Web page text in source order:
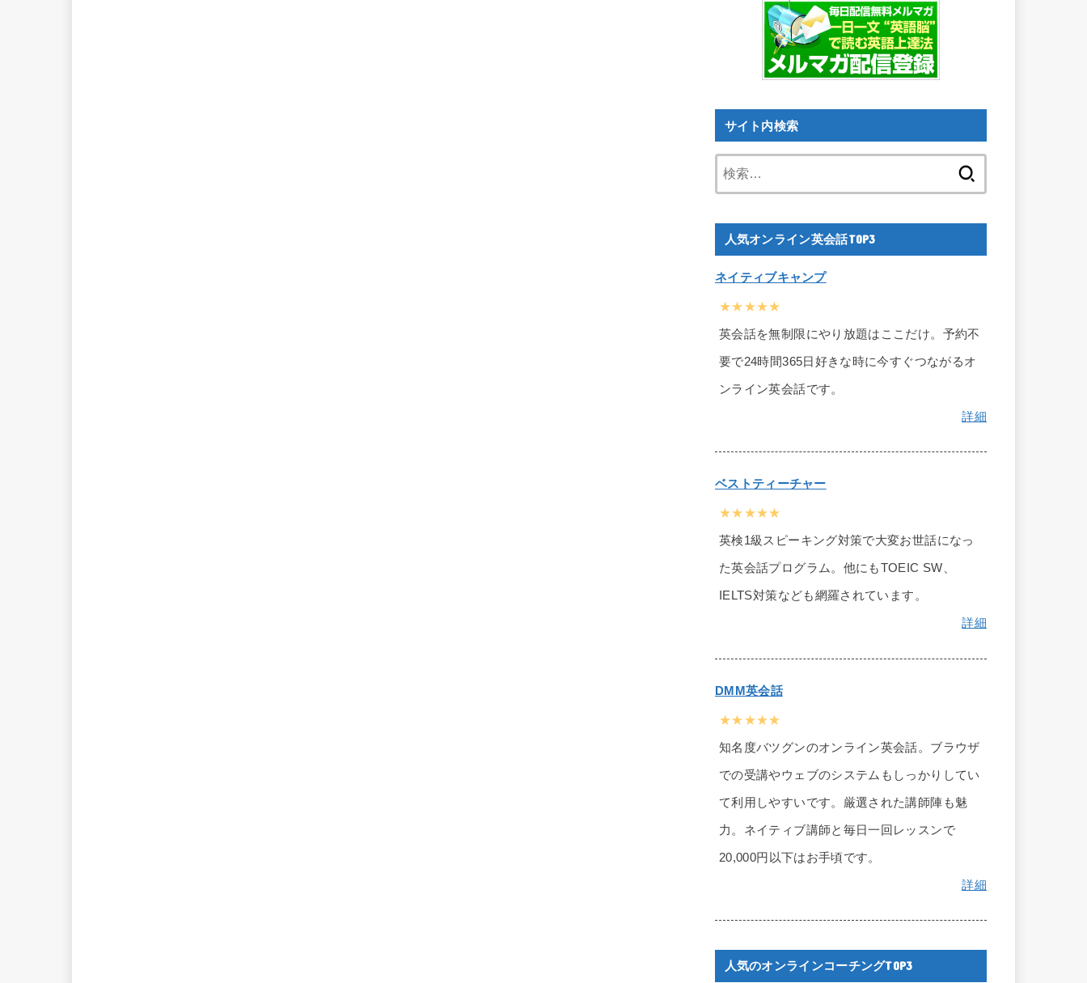
サイト内検索
人気オンライン英会話TOP3
ネイティブキャンプ
★★★★★
英会話を無制限にやり放題はここだけ。予約不
要で24時間365日好きな時に今すぐつながるオ
ンライン英会話です。
詳細
ベストティーチャー
★★★★★
英検1級スピーキング対策で大変お世話になっ
た英会話プログラム。他にもTOEIC SW、
IELTS対策なども網羅されています。
詳細
DMM英会話
★★★★★
知名度バツグンのオンライン英会話。ブラウザ
での受講やウェブのシステムもしっかりしてい
て利用しやすいです。厳選された講師陣も魅
力。ネイティブ講師と毎日一回レッスンで
20,000円以下はお手頃です。
詳細
人気のオンラインコーチングTOP3